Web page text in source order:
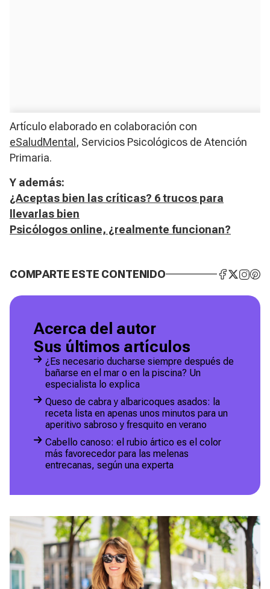
Artículo elaborado en colaboración con
eSaludMental , Servicios Psicológicos de Atención
Primaria.
Y además:
¿Aceptas bien las críticas? 6 trucos para
llevarlas bien
Psicólogos online, ¿realmente funcionan?
COMPARTE ESTE CONTENIDO
Acerca del autor
Sus últimos artículos
¿Es necesario ducharse siempre después de
bañarse en el mar o en la piscina? Un
especialista lo explica
Queso de cabra y albaricoques asados: la
receta lista en apenas unos minutos para un
aperitivo sabroso y fresquito en verano
Cabello canoso: el rubio ártico es el color
más favorecedor para las melenas
entrecanas, según una experta